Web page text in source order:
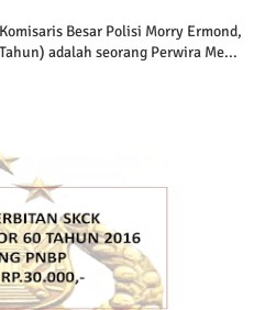
Besar Polisi Morry Ermond,
adalah seorang Perwira Me...